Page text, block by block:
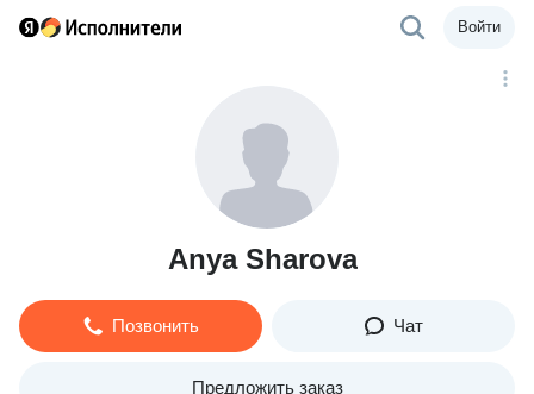
Войти
Anya Sharova
Позвонить Чат
Предложить заказ